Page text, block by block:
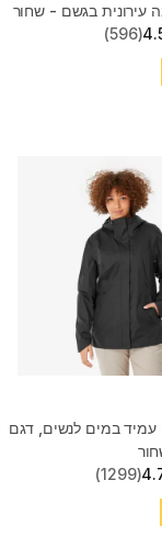
עירונית בגשם - שחור
(596)
עמיד במים לנשים, דגם
(1299)